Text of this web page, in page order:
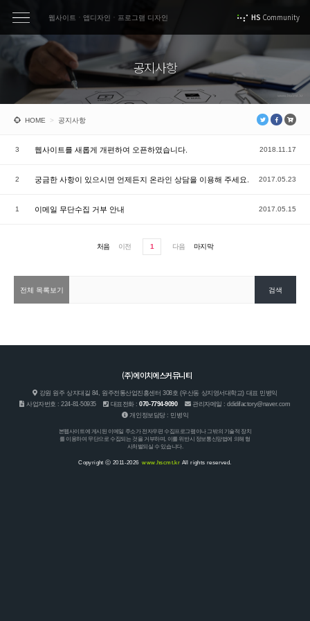
, 제작유ㆍ무선상담문의
웹사이트ㆍ앱디자인ㆍ프로그램 디자인 HS Community
공지사항
www.hscmt.kr
HOME > 공지사항
3 웹사이트를 새롭게 개편하여 오픈하였습니다. 2018.11.17
2 궁금한 사항이 있으시면 언제든지 온라인 상담을 이용해 주세요. 2017.05.23
1 이메일 무단수집 거부 안내 2017.05.15
처음 이전 1 다음 마지막
(주)에이치에스커뮤니티
강원 원주 상지대길 84, 원주전통산업진흥센터 308호 (우산동 상지영서대학교) 대표 민병익
사업자번호 : 224-81-50935
대표전화 :070-7794-9090
관리자메일 : ddidifactory@naver.com
개인정보담당 : 민병익
본웹사이트에 게시된 이메일 주소가 전자우편 수집프로그램이나 그밖의 기술적 장치
를 이용하여 무단으로 수집되는 것을 거부하며, 이를 위반시 정보통신망법에 의해 형
사처벌되실 수 있습니다.
Copyright ⓒ 2011-2026www.hscmt.kr All rights reserved.